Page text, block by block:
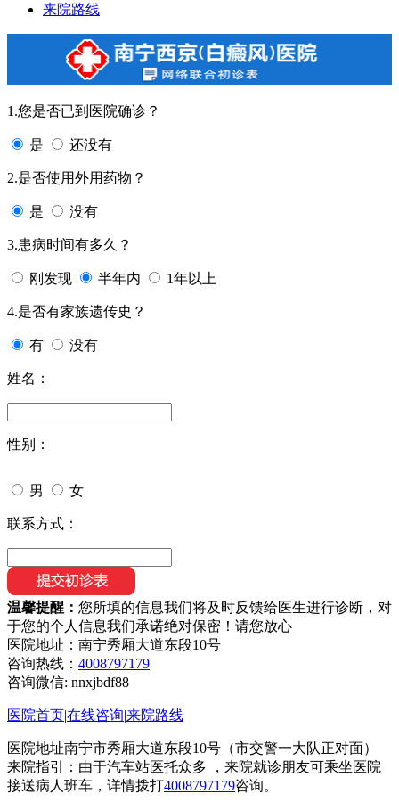
来院路线
1.您是否已到医院确诊？
是 还没有
2.是否使用外用药物？
是 没有
3.患病时间有多久？
刚发现 半年内 1年以上
4.是否有家族遗传史？
有 没有
姓名：
性别：
男 女
联系方式：
温馨提醒： 您所填的信息我们将及时反馈给医生进行诊断，对
于您的个人信息我们承诺绝对保密！请您放心
医院地址：南宁秀厢大道东段10号
咨询热线： 4008797179
咨询微信: nnxjbdf88
医院首页|在线咨询|来院路线
医院地址南宁市秀厢大道东段10号（市交警一大队正对面）
来院指引：由于汽车站医托众多 ，来院就诊朋友可乘坐医院
接送病人班车，详情拨打4008797179咨询。